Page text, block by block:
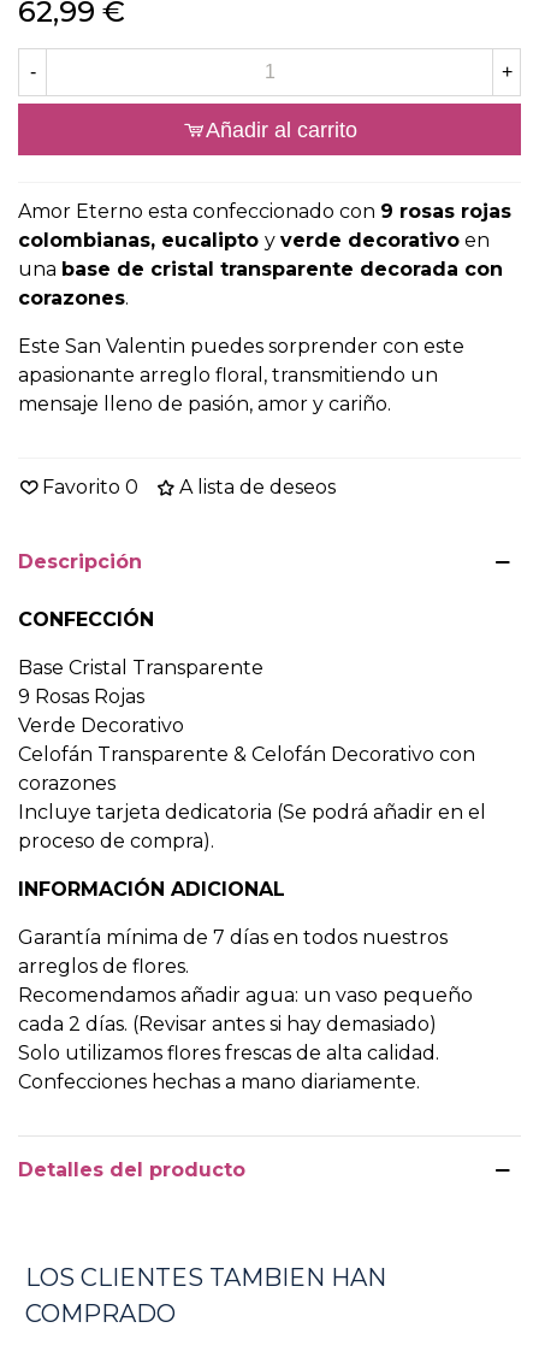
62,99 €
- +
Añadir al carrito
Amor Eterno esta confeccionado con 9 rosas rojas
colombianas, eucalipto y verde decorativo en
una base de cristal transparente decorada con
corazones.
Este San Valentin puedes sorprender con este
apasionante arreglo floral, transmitiendo un
mensaje lleno de pasión, amor y cariño.
Favorito 0 A lista de deseos
Descripción
CONFECCIÓN
Base Cristal Transparente
9 Rosas Rojas
Verde Decorativo
Celofán Transparente & Celofán Decorativo con
corazones
Incluye tarjeta dedicatoria (Se podrá añadir en el
proceso de compra).
INFORMACIÓN ADICIONAL
Garantía mínima de 7 días en todos nuestros
arreglos de flores.
Recomendamos añadir agua: un vaso pequeño
cada 2 días. (Revisar antes si hay demasiado)
Solo utilizamos flores frescas de alta calidad.
Confecciones hechas a mano diariamente.
Detalles del producto
LOS CLIENTES TAMBIEN HAN
COMPRADO